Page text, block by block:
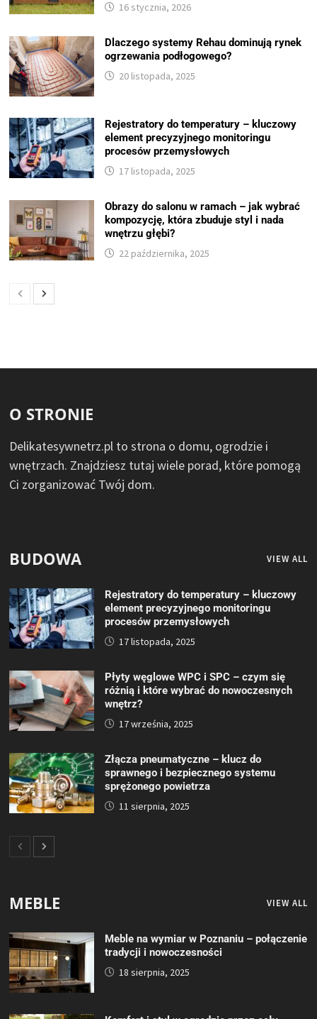
16 stycznia, 2026
Dlaczego systemy Rehau dominują rynek
ogrzewania podłogowego?
20 listopada, 2025
Rejestratory do temperatury – kluczowy
element precyzyjnego monitoringu
procesów przemysłowych
17 listopada, 2025
Obrazy do salonu w ramach – jak wybrać
kompozycję, która zbuduje styl i nada
wnętrzu głębi?
22 października, 2025
O STRONIE
Delikatesywnetrz.pl to strona o domu, ogrodzie i
wnętrzach. Znajdziesz tutaj wiele porad, które pomogą
Ci zorganizować Twój dom.
BUDOWA VIEW ALL
Rejestratory do temperatury – kluczowy
element precyzyjnego monitoringu
procesów przemysłowych
17 listopada, 2025
Płyty węglowe WPC i SPC – czym się
różnią i które wybrać do nowoczesnych
wnętrz?
17 września, 2025
Złącza pneumatyczne – klucz do
sprawnego i bezpiecznego systemu
sprężonego powietrza
11 sierpnia, 2025
MEBLE VIEW ALL
Meble na wymiar w Poznaniu – połączenie
tradycji i nowoczesności
18 sierpnia, 2025